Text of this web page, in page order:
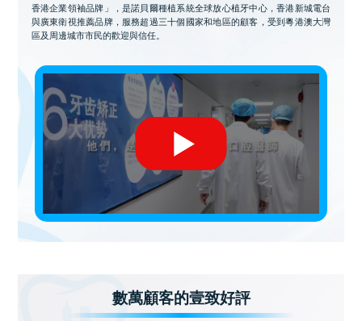
香港企業領袖品牌」，是諾貝爾種植系統全球放心植牙中心，香港新城電台
與廣東衛視推薦品牌，服務超過三十個國家和地區的顧客，受到粵港澳大灣
區及周邊城市市民的歡迎與信任。
數萬顧客的壹致好評